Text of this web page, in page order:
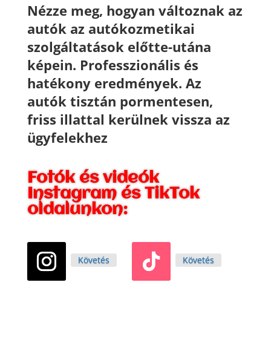
Nézze meg, hogyan változnak az
autók az autókozmetikai
szolgáltatások előtte-utána
képein. Professzionális és
hatékony eredmények. Az
autók tisztán pormentesen,
friss illattal kerülnek vissza az
ügyfelekhez
Fotók és videók
Instagram és TikTok
oldalunkon:
Követés Követés